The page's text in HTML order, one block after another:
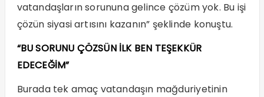
vatandaşların sorununa gelince çözüm yok. Bu işi
çözün siyasi artısını kazanın” şeklinde konuştu.
“BU SORUNU ÇÖZSÜN İLK BEN TEŞEKKÜR
EDECEĞİM”
Burada tek amaç vatandaşın mağduriyetinin